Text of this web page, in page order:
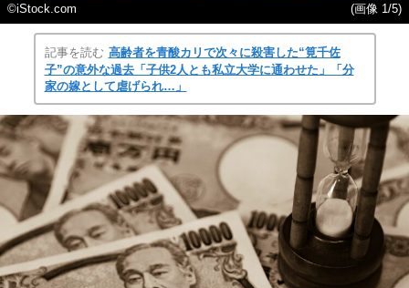
©iStock.com (画像 1/5)
記事を読む 高齢者を青酸カリで次々に殺害した“筧千佐
子”の意外な過去「子供2人とも私立大学に通わせた」「分
家の嫁として虐げられ…」